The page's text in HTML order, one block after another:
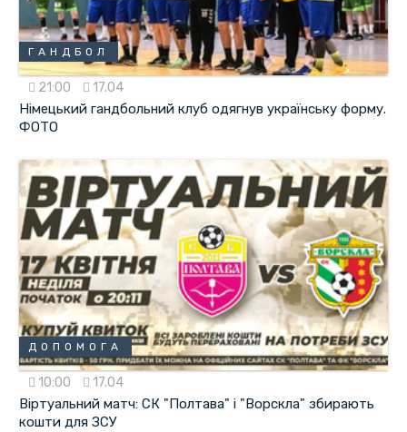
ГАНДБОЛ
21:00 17.04
Німецький гандбольний клуб одягнув українську форму.
ФОТО
ДОПОМОГА
10:00 17.04
Віртуальний матч: СК "Полтава" і "Ворскла" збирають
кошти для ЗСУ